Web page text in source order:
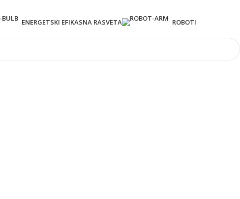
ENERGETSKI EFIKASNA RASVETA ROBOTI